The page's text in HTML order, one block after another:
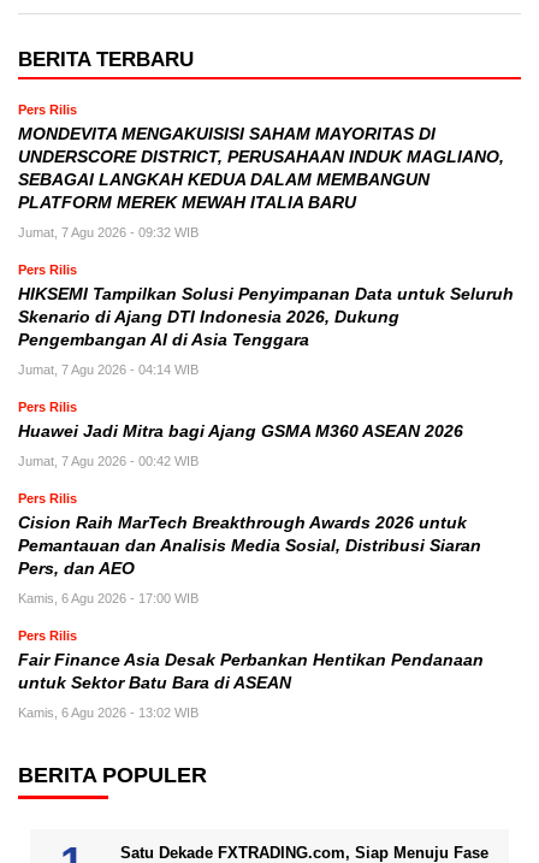
BERITA TERBARU
Pers Rilis
MONDEVITA MENGAKUISISI SAHAM MAYORITAS DI
UNDERSCORE DISTRICT, PERUSAHAAN INDUK MAGLIANO,
SEBAGAI LANGKAH KEDUA DALAM MEMBANGUN
PLATFORM MEREK MEWAH ITALIA BARU
Jumat, 7 Agu 2026 - 09:32 WIB
Pers Rilis
HIKSEMI Tampilkan Solusi Penyimpanan Data untuk Seluruh
Skenario di Ajang DTI Indonesia 2026, Dukung
Pengembangan AI di Asia Tenggara
Jumat, 7 Agu 2026 - 04:14 WIB
Pers Rilis
Huawei Jadi Mitra bagi Ajang GSMA M360 ASEAN 2026
Jumat, 7 Agu 2026 - 00:42 WIB
Pers Rilis
Cision Raih MarTech Breakthrough Awards 2026 untuk
Pemantauan dan Analisis Media Sosial, Distribusi Siaran
Pers, dan AEO
Kamis, 6 Agu 2026 - 17:00 WIB
Pers Rilis
Fair Finance Asia Desak Perbankan Hentikan Pendanaan
untuk Sektor Batu Bara di ASEAN
Kamis, 6 Agu 2026 - 13:02 WIB
BERITA POPULER
Satu Dekade FXTRADING.com, Siap Menuju Fase